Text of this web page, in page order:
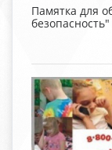
Памятка для
безопасность"